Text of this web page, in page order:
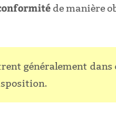
de manière
généralement dans